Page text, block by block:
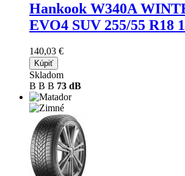
Hankook W340A
EVO4 SUV 255/55 R18
140,03 €
Kúpiť
Skladom
B B B 73 dB